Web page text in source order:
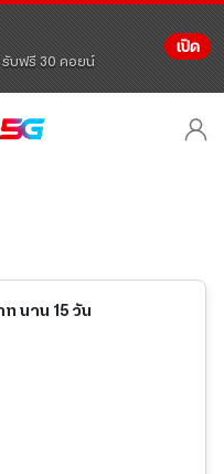
รับฟรี 30 คอยน์
เปิด
นาน 15 วัน